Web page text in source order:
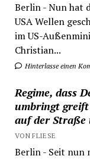
Berlin - Nun hat
USA Wellen
im US-
Christian...
Hinterlasse einen
Regime, dass
umbringt greift
auf der Straße
VON FLIESE
Berlin - Seit nun